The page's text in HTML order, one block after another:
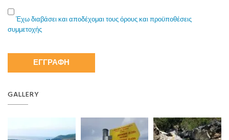
Έχω διαβάσει και αποδέχομαι τους όρους και προϋποθέσεις
συμμετοχής
GALLERY